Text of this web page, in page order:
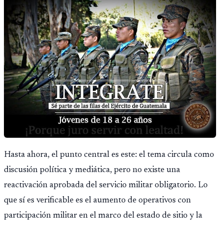
fallido con la administración anterior del Ministerio
Público.
Hasta ahora, el punto central es este: el tema circula como
discusión política y mediática, pero no existe una
reactivación aprobada del servicio militar obligatorio. Lo
que sí es verificable es el aumento de operativos con
participación militar en el marco del estado de sitio y la